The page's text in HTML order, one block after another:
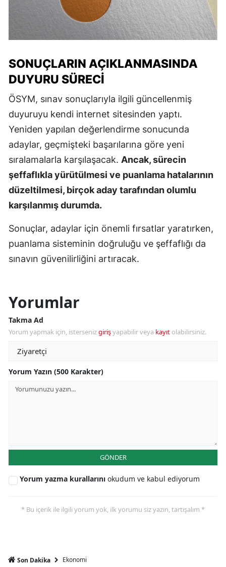
SONUÇLARIN AÇIKLANMASINDA
DUYURU SÜRECI
ÖSYM, sınav sonuçlarıyla ilgili güncellenmiş
duyuruyu kendi internet sitesinden yaptı.
Yeniden yapılan değerlendirme sonucunda
adaylar, geçmişteki başarılarına göre yeni
sıralamalarla karşılaşacak. Ancak, sürecin
şeffaflıkla yürütülmesi ve puanlama hatalarının
düzeltilmesi, birçok aday tarafından olumlu
karşılanmış durumda.
Sonuçlar, adaylar için önemli fırsatlar yaratırken,
puanlama sisteminin doğruluğu ve şeffaflığı da
sınavın güvenilirliğini artıracak.
Yorumlar
Takma Ad
Yorum yapmak için, istersenizgirişyapabilir veya kayıt olabilirsiniz.
Yorum Yazın (500 Karakter)
GÖNDER
Yorum yazma kurallarını okudum ve kabul ediyorum
* Bu içerik ile ilgili yorum yok, ilk yorumu siz yazın, tartışalım *
Son Dakika Ekonomi